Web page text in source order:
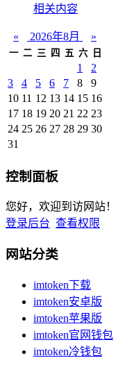
相关内容
« 2026年8月 »
一 二 三 四 五 六 日
1
2
3
4 5 6 7 8
9
10 11 12 13 14 15 16
17 18 19 20 21 22 23
24 25 26 27 28 29 30
31
控制面板
您好，欢迎到访网站！
登录后台 查看权限
网站分类
imtoken下载
imtoken安卓版
imtoken苹果版
imtoken官网钱包
imtoken冷钱包